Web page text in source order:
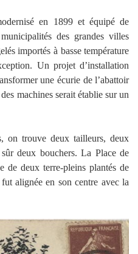
en 1899 et équipé de
des grandes villes
importés à basse température
Un projet d’installation
une écurie de l’abattoir
machines serait établie sur un
on trouve deux tailleurs, deux
deux bouchers. La Place de
de deux terre-pleins plantés de
alignée en son centre avec la